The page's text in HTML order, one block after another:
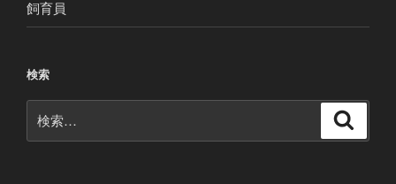
飼育員
検索
索: